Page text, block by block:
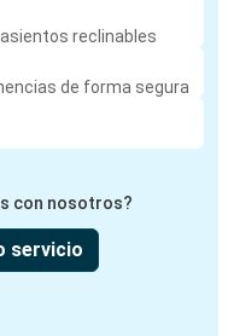
reclinables
de forma segura
con nosotros?
servicio